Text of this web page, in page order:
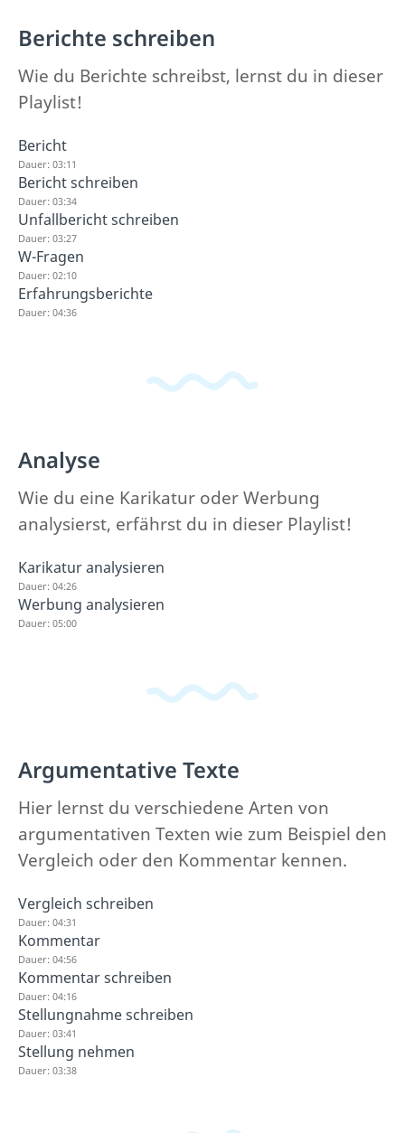
Berichte schreiben
Wie du Berichte schreibst, lernst du in dieser
Playlist!
Bericht
Dauer: 03:11
Bericht schreiben
Dauer: 03:34
Unfallbericht schreiben
Dauer: 03:27
W-Fragen
Dauer: 02:10
Erfahrungsberichte
Dauer: 04:36
Analyse
Wie du eine Karikatur oder Werbung
analysierst, erfährst du in dieser Playlist!
Karikatur analysieren
Dauer: 04:26
Werbung analysieren
Dauer: 05:00
Argumentative Texte
Hier lernst du verschiedene Arten von
argumentativen Texten wie zum Beispiel den
Vergleich oder den Kommentar kennen.
Vergleich schreiben
Dauer: 04:31
Kommentar
Dauer: 04:56
Kommentar schreiben
Dauer: 04:16
Stellungnahme schreiben
Dauer: 03:41
Stellung nehmen
Dauer: 03:38